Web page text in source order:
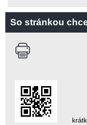
So stránkou